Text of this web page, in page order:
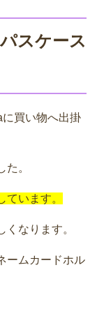
スケース
買い物へ出掛
。
います。
なります。
ームカードホル